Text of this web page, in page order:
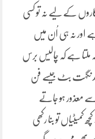
کے لیے نہ تو کسی
اور نہ ہی اُن میں
ملتا ہے کہ چالیس برس
بٹ جیسے فن
معذور ہو جاتے
تو بنا رکھی